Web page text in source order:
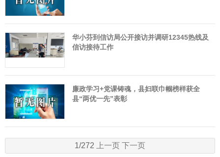
华小芬到信访局公开接访并调研12345热线及
信访接待工作
廉政学习+党课铸魂，县妇联巾帼榜样获全
县“两优一先”表彰
1/272 上一页 下一页